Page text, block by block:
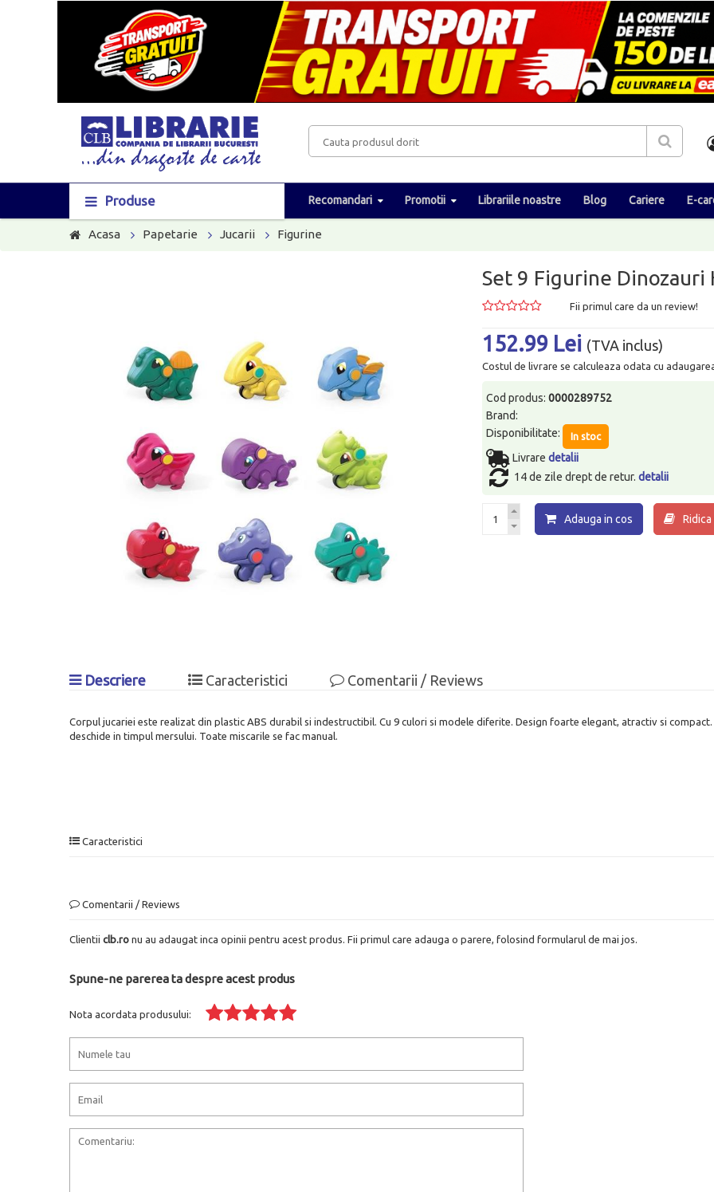
Produse Recomandari Promotii Librariile noastre Blog Cariere E-
Acasa Papetarie Jucarii Figurine
Set 9 Figurine Dinozauri
Fii primul care da un review!
152.99 Lei (TVA inclus)
Costul de livrare se calculeaza odata cu
Cod produs:0000289752
Brand:
Disponibilitate:
In stoc
Livraredetalii
14 de zile drept de retur.detalii
Adauga in cos
Descriere Caracteristici Comentarii / Reviews
Corpul jucariei este realizat din plastic ABS durabil si indestructibil. Cu 9 culori si modele diferite. Design foarte elegant, atractiv si
deschide in timpul mersului. Toate miscarile se fac manual.
Caracteristici
Comentarii / Reviews
Clientii clb.ro nu au adaugat inca opinii pentru acest produs. Fii primul care adauga o parere, folosind formularul de mai jos.
Spune-ne parerea ta despre acest produs
Nota acordata produsului: